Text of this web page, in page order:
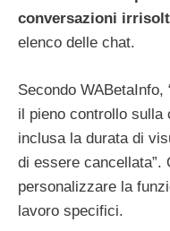
conversazioni
elenco delle chat.
Secondo WABetaInfo,
il pieno controllo sulla
inclusa la durata di
di essere
personalizzare la
lavoro specifici.